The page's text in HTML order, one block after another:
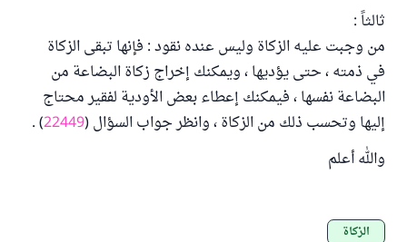
ثالثاً :
من وجبت عليه الزكاة وليس عنده نقود : فإنها تبقى الزكاة
في ذمته ، حتى يؤديها ، ويمكنك إخراج زكاة البضاعة من
البضاعة نفسها ، فيمكنك إعطاء بعض الأودية لفقير محتاج
إليها وتحسب ذلك من الزكاة ، وانظر جواب السؤال (22449
) .
والله أعلم
الزكاة